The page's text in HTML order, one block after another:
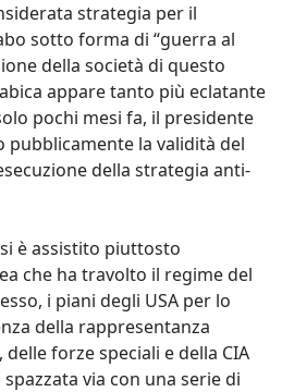
strategia per il
sotto forma di “guerra al
della società di questo
appare tanto più eclatante
pochi mesi fa, il presidente
pubblicamente la validità del
della strategia anti-
è assistito piuttosto
che ha travolto il regime del
i piani degli USA per lo
della rappresentanza
forze speciali e della CIA
via con una serie di